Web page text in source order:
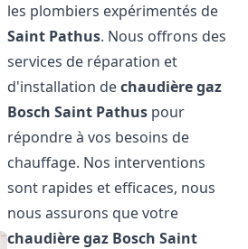
les plombiers expérimentés de
Saint Pathus. Nous offrons des
services de réparation et
d'installation dechaudière gaz
Bosch Saint Pathus pour
répondre à vos besoins de
chauffage. Nos interventions
sont rapides et efficaces, nous
nous assurons que votre
chaudière gaz Bosch Saint